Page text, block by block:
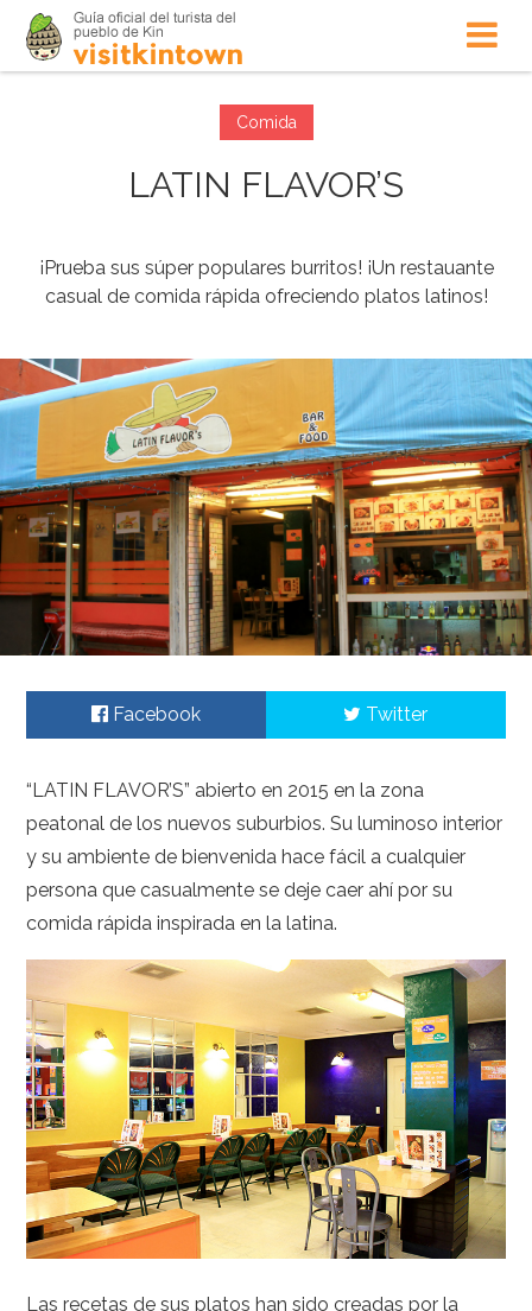
Comida
LATIN FLAVOR’S
¡Prueba sus súper populares burritos! ¡Un restauante
casual de comida rápida ofreciendo platos latinos!
Facebook Twitter
“LATIN FLAVOR’S” abierto en 2015 en la zona
peatonal de los nuevos suburbios. Su luminoso interior
y su ambiente de bienvenida hace fácil a cualquier
persona que casualmente se deje caer ahí por su
comida rápida inspirada en la latina.
Las recetas de sus platos han sido creadas por la